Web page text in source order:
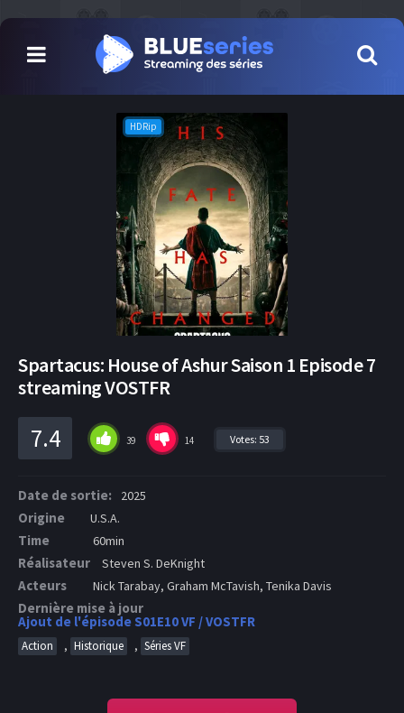
HDRip
Spartacus: House of Ashur Saison 1 Episode 7
streaming VOSTFR
7.4 39 14 Votes: 53
Date de sortie: 2025
Origine U.S.A.
Time 60min
Réalisateur Steven S. DeKnight
Acteurs Nick Tarabay, Graham McTavish, Tenika Davis
Dernière mise à jour
Ajout de l'épisode S01E10 VF / VOSTFR
Action , Historique , Séries VF